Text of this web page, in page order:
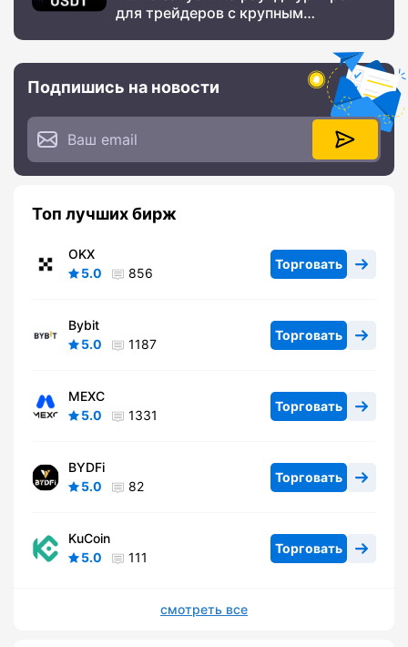
для трейдеров с крупным
Подпишись на новости
Топ лучших бирж
OKX
5.0
856
Торговать
Bybit
5.0
1187
Торговать
MEXC
5.0
1331
Торговать
BYDFi
5.0
82
Торговать
KuCoin
5.0
111
Торговать
смотреть все